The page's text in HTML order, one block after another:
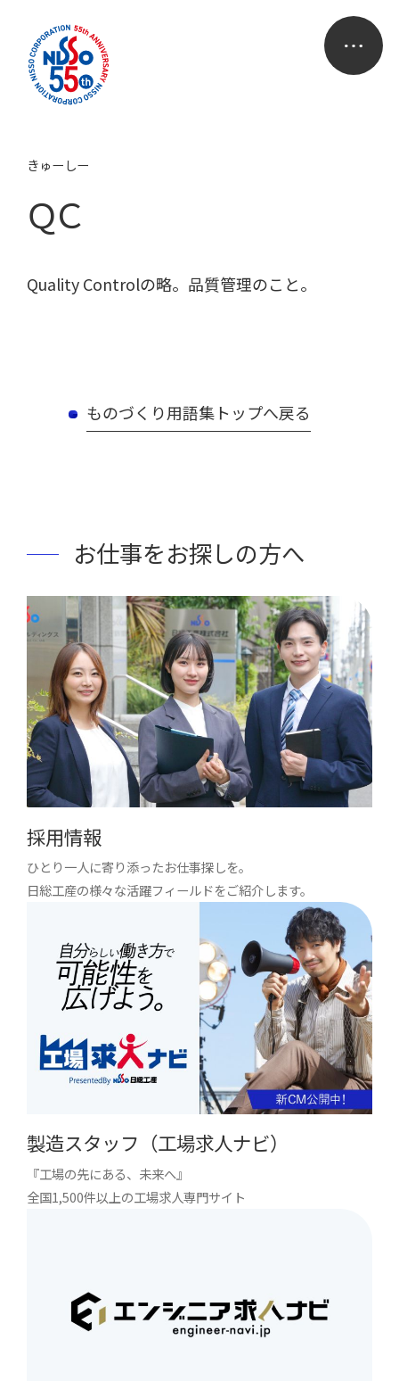
ＱＣ
きゅーしー
Quality Controlの略。品質管理のこと。
ものづくり用語集トップへ戻る
お仕事をお探しの方へ
採用情報
ひとり一人に寄り添ったお仕事探しを。
日総工産の様々な活躍フィールドをご紹介します。
製造スタッフ（工場求人ナビ）
『工場の先にある、未来へ』
全国1,500件以上の工場求人専門サイト